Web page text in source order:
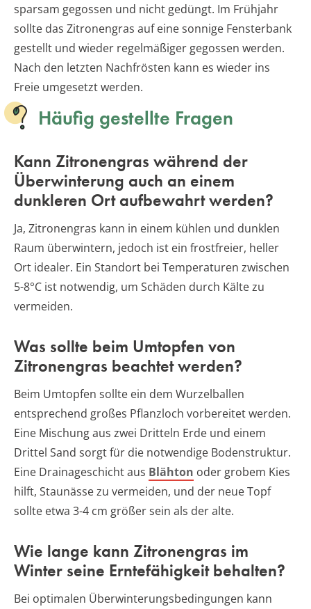
sparsam gegossen und nicht gedüngt. Im Frühjahr
sollte das Zitronengras auf eine sonnige Fensterbank
gestellt und wieder regelmäßiger gegossen werden.
Nach den letzten Nachfrösten kann es wieder ins
Freie umgesetzt werden.
Häufig gestellte Fragen
Kann Zitronengras während der
Überwinterung auch an einem
dunkleren Ort aufbewahrt werden?
Ja, Zitronengras kann in einem kühlen und dunklen
Raum überwintern, jedoch ist ein frostfreier, heller
Ort idealer. Ein Standort bei Temperaturen zwischen
5-8°C ist notwendig, um Schäden durch Kälte zu
vermeiden.
Was sollte beim Umtopfen von
Zitronengras beachtet werden?
Beim Umtopfen sollte ein dem Wurzelballen
entsprechend großes Pflanzloch vorbereitet werden.
Eine Mischung aus zwei Dritteln Erde und einem
Drittel Sand sorgt für die notwendige Bodenstruktur.
Eine Drainageschicht aus Blähton oder grobem Kies
hilft, Staunässe zu vermeiden, und der neue Topf
sollte etwa 3-4 cm größer sein als der alte.
Wie lange kann Zitronengras im
Winter seine Erntefähigkeit behalten?
Bei optimalen Überwinterungsbedingungen kann